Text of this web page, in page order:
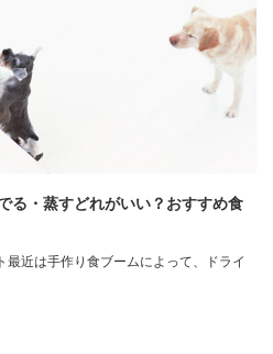
る・蒸すどれがいい？おすすめ食
近は手作り食ブームによって、ドライ